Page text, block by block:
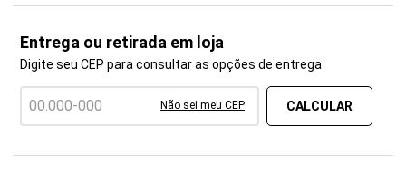
Entrega ou retirada em loja
Digite seu CEP para consultar as opções de entrega
Não sei meu CEP